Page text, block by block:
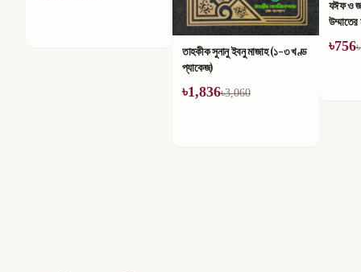
যঈফ ও জাল হাদীস সিরিজ এবং
উম্মাতের মাঝে তার কুপ্রভাব (১-৪)
খণ্ড
৳756৳1,260
তাহকীক
খণ্ডে
৳714৳